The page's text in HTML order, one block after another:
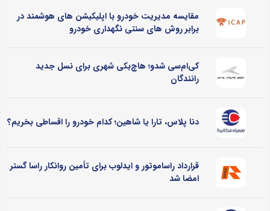
مقایسه مدیریت خودرو با اپلیکیشن های هوشمند در
برابر روش های سنتی نگهداری خودرو
کی‌ام‌سی شدو؛ هاچ‌بکی شهری برای نسل جدید
رانندگان
دنا پلاس، تارا یا شاهین؛ کدام خودرو را اقساطی بخریم؟
قرارداد راساموتور و ایدلوب برای تأمین روانکار راسا گستر
امضا شد